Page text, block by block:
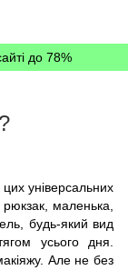
до 78%
універсальних
маленька,
будь-який вид
усього дня.
Але не без